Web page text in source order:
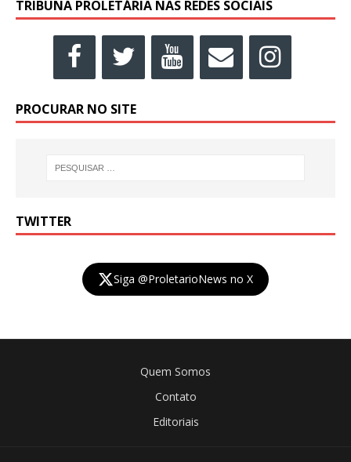
TRIBUNA PROLETÁRIA NAS REDES SOCIAIS
PROCURAR NO SITE
TWITTER
Siga @ProletarioNews no X
Quem Somos
Contato
Editoriais